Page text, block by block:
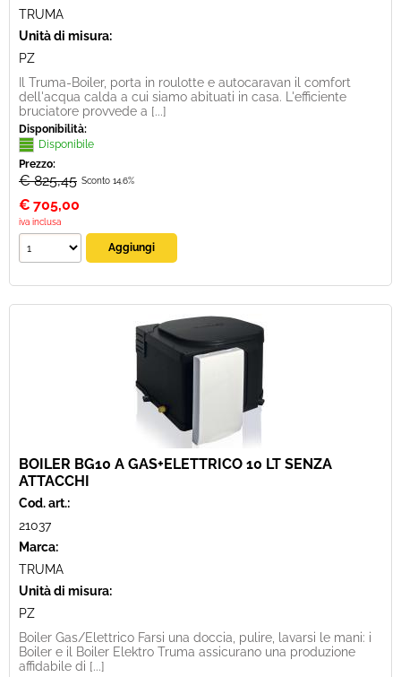
TRUMA
Unità di misura:
PZ
Il Truma-Boiler, porta in roulotte e autocaravan il comfort
dell'acqua calda a cui siamo abituati in casa. L'efficiente
bruciatore provvede a [...]
Disponibilità:
Disponibile
Prezzo:
€ 825,45 Sconto 14.6%
€ 705,00
iva inclusa
BOILER BG10 A GAS+ELETTRICO 10 LT SENZA
ATTACCHI
Cod. art.:
21037
Marca:
TRUMA
Unità di misura:
PZ
Boiler Gas/Elettrico Farsi una doccia, pulire, lavarsi le mani: i
Boiler e il Boiler Elektro Truma assicurano una produzione
affidabile di [...]